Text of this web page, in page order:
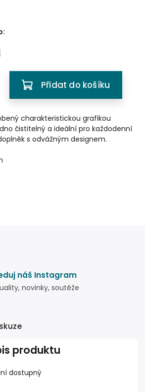
Přidat do košíku
charakteristickou grafikou
čistitelný a ideální pro každodenní
s odvážným designem.
náš Instagram
novinky, soutěže
produktu
dostupný